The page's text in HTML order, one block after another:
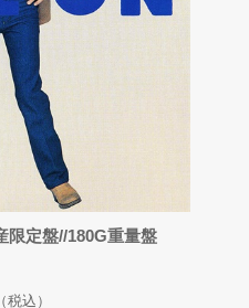
限定盤//180G重量盤
（税込）